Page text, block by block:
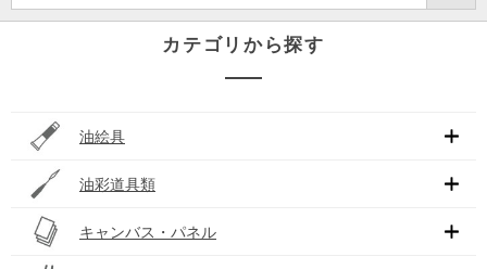
カテゴリから探す
油絵具
油彩道具類
キャンバス・パネル